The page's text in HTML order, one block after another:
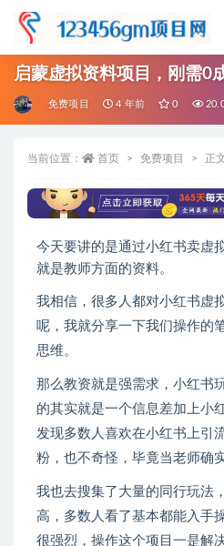
启蒙虚拟资料项目，刚需0
免费项目 4 年前 0
当前位置： 首页 免费项目 正
今天要讲的是通过小红书卖虚
就是教师方面的资料。
我相信，很多人都对小红书虚
呢，我就分享一下我们操作的
思维。
那么教资就是强需求，小红书
的其实就是一个信息差加上小
发现多数人喜欢在小红书上引
粉，也不奇怪，毕竟当老师确
我也去搜集了大量的同行玩法
高，多数人看了基本都能入手
很强烈，操作这个项目一是解